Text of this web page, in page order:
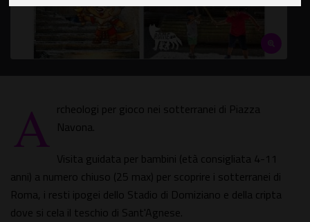
A rcheologi per gioco nei sotterranei di Piazza
Navona.
Visita guidata per bambini (età consigliata 4-11
anni) a numero chiuso (25 max) per scoprire i sotterranei di
Roma, i resti ipogei dello Stadio di Domiziano e della cripta
dove si cela il teschio di Sant'Agnese.